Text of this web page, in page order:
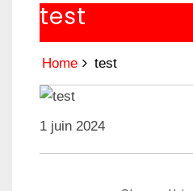
test
Home test
1 juin 2024